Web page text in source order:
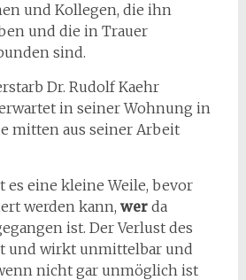
und Kollegen, die ihn
und die in Trauer
sind.
Dr. Rudolf Kaehr
in seiner Wohnung in
mitten aus seiner Arbeit
es eine kleine Weile, bevor
werden kann, werda
ist. Der Verlust des
und wirkt unmittelbar und
nicht gar unmöglich ist